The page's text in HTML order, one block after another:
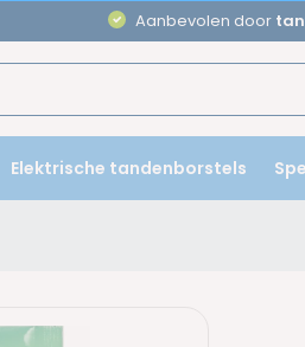
Aanbevolen door
Elektrische tandenborstels